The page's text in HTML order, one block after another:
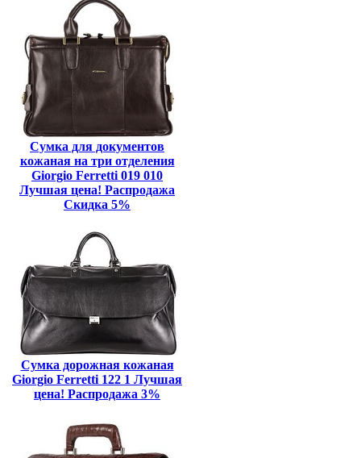
Сумка для документов
кожаная на три отделения
Giorgio Ferretti 019 010
Лучшая цена! Распродажа
Скидка 5%
Сумка дорожная кожаная
Giorgio Ferretti 122 1 Лучшая
цена! Распродажа 3%